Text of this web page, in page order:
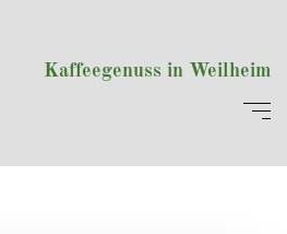
Kaffeegenuss in Weilheim